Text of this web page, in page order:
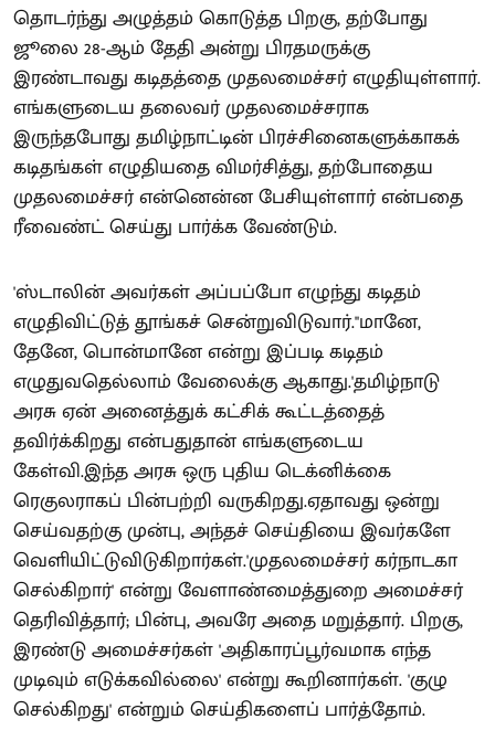
தொடர்ந்து அழுத்தம் கொடுத்த பிறகு, தற்போது
ஜூலை 28-ஆம் தேதி அன்று பிரதமருக்கு
இரண்டாவது கடிதத்தை முதலமைச்சர் எழுதியுள்ளார்.
எங்களுடைய தலைவர் முதலமைச்சராக
இருந்தபோது தமிழ்நாட்டின் பிரச்சினைகளுக்காகக்
கடிதங்கள் எழுதியதை விமர்சித்து, தற்போதைய
முதலமைச்சர் என்னென்ன பேசியுள்ளார் என்பதை
ரீவைண்ட் செய்து பார்க்க வேண்டும்.
'ஸ்டாலின் அவர்கள் அப்பப்போ எழுந்து கடிதம்
எழுதிவிட்டுத் தூங்கச் சென்றுவிடுவார்.''மானே,
தேனே, பொன்மானே என்று இப்படி கடிதம்
எழுதுவதெல்லாம் வேலைக்கு ஆகாது.'தமிழ்நாடு
அரசு ஏன் அனைத்துக் கட்சிக் கூட்டத்தைத்
தவிர்க்கிறது என்பதுதான் எங்களுடைய
கேள்வி.இந்த அரசு ஒரு புதிய டெக்னிக்கை
ரெகுலராகப் பின்பற்றி வருகிறது.ஏதாவது ஒன்று
செய்வதற்கு முன்பு, அந்தச் செய்தியை இவர்களே
வெளியிட்டுவிடுகிறார்கள்.'முதலமைச்சர் கர்நாடகா
செல்கிறார்' என்று வேளாண்மைத்துறை அமைச்சர்
தெரிவித்தார்; பின்பு, அவரே அதை மறுத்தார். பிறகு,
இரண்டு அமைச்சர்கள் 'அதிகாரப்பூர்வமாக எந்த
முடிவும் எடுக்கவில்லை' என்று கூறினார்கள். 'குழு
செல்கிறது' என்றும் செய்திகளைப் பார்த்தோம்.